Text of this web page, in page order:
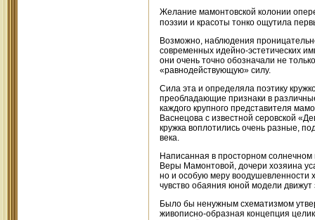
Желание мамонтовской колонии
поэзии и красоты тонко ощутила
Возможно, наблюдения
современных идейно-эстетических
они очень точно обозначали не
«равнодействующую» силу.
Сила эта и определяла поэтику
преобладающие признаки в
каждого крупного представителя
Васнецова с известной серовской
кружка воплотились очень разные,
века.
Написанная в просторном
Веры Мамонтовой, дочери хозяина
но и особую меру воодушевленности
чувство обаяния юной модели
Было бы ненужным схематизмом
живописно-образная концепция